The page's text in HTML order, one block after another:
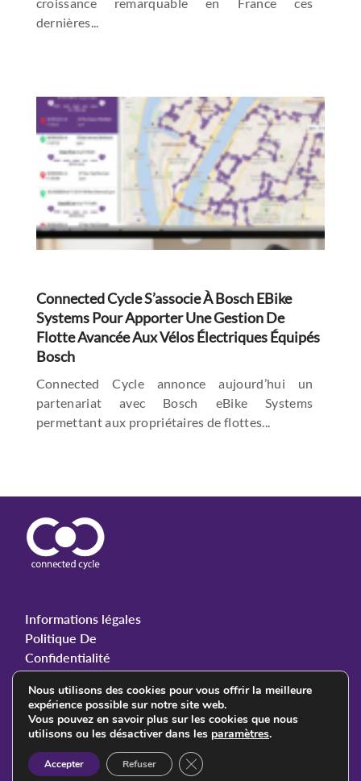
dernières...
Connected Cycle S’associe À Bosch EBike
Systems Pour Apporter Une Gestion De
Flotte Avancée Aux Vélos Électriques Équipés
Bosch
Connected Cycle annonce aujourd’hui un
partenariat avec Bosch eBike Systems
permettant aux propriétaires de flottes...
Informations légales
Politique De
Confidentialité
© 2023 Connected Cycle. All rights reserved.
Follow Us:
Nous utilisons des cookies pour vous offrir la meilleure
expérience possible sur notre site web.
Vous pouvez en savoir plus sur les cookies que nous
utilisons ou les désactiver dans les paramètres.
Accepter Refuser Close GDPR Cookie Banner